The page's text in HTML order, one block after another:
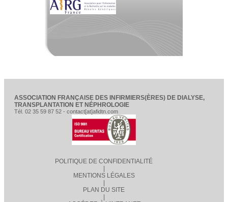
ASSOCIATION FRANÇAISE DES INFIRMIERS(ÈRES) DE DIALYSE,
TRANSPLANTATION ET NÉPHROLOGIE
Tél. 02 35 59 87 52 - contact[at]afidtn.com
POLITIQUE DE CONFIDENTIALITÉ
MENTIONS LÉGALES
PLAN DU SITE